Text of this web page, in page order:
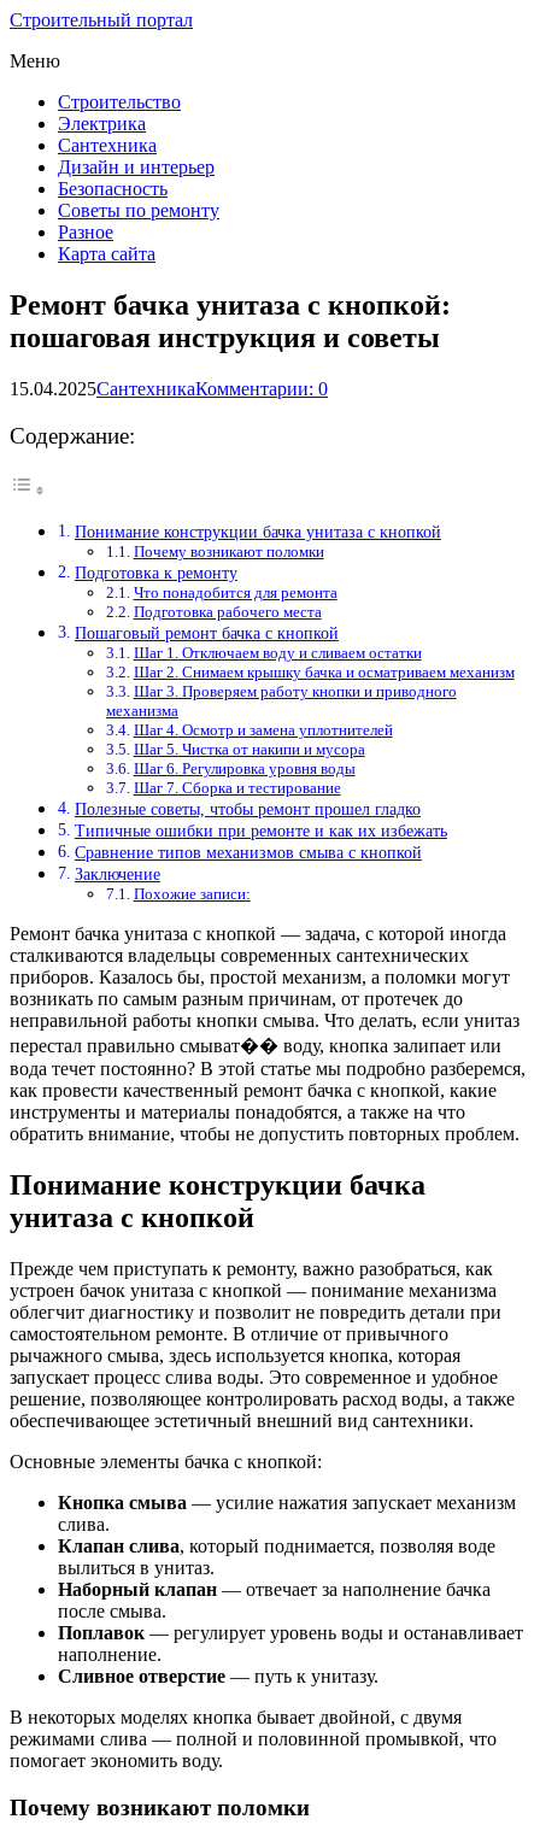
Строительный портал
Меню
Строительство
Электрика
Сантехника
Дизайн и интерьер
Безопасность
Советы по ремонту
Разное
Карта сайта
Ремонт бачка унитаза с кнопкой:
пошаговая инструкция и советы
15.04.2025СантехникаКомментарии: 0
Содержание:
Понимание конструкции бачка унитаза с кнопкой
Почему возникают поломки
Подготовка к ремонту
Что понадобится для ремонта
Подготовка рабочего места
Пошаговый ремонт бачка с кнопкой
Шаг 1. Отключаем воду и сливаем остатки
Шаг 2. Снимаем крышку бачка и осматриваем механизм
Шаг 3. Проверяем работу кнопки и приводного
механизма
Шаг 4. Осмотр и замена уплотнителей
Шаг 5. Чистка от накипи и мусора
Шаг 6. Регулировка уровня воды
Шаг 7. Сборка и тестирование
Полезные советы, чтобы ремонт прошел гладко
Типичные ошибки при ремонте и как их избежать
Сравнение типов механизмов смыва с кнопкой
Заключение
Похожие записи:
Ремонт бачка унитаза с кнопкой — задача, с которой иногда
сталкиваются владельцы современных сантехнических
приборов. Казалось бы, простой механизм, а поломки могут
возникать по самым разным причинам, от протечек до
неправильной работы кнопки смыва. Что делать, если унитаз
перестал правильно смыват�� воду, кнопка залипает или
вода течет постоянно? В этой статье мы подробно разберемся,
как провести качественный ремонт бачка с кнопкой, какие
инструменты и материалы понадобятся, а также на что
обратить внимание, чтобы не допустить повторных проблем.
Понимание конструкции бачка
унитаза с кнопкой
Прежде чем приступать к ремонту, важно разобраться, как
устроен бачок унитаза с кнопкой — понимание механизма
облегчит диагностику и позволит не повредить детали при
самостоятельном ремонте. В отличие от привычного
рычажного смыва, здесь используется кнопка, которая
запускает процесс слива воды. Это современное и удобное
решение, позволяющее контролировать расход воды, а также
обеспечивающее эстетичный внешний вид сантехники.
Основные элементы бачка с кнопкой:
Кнопка смыва — усилие нажатия запускает механизм
слива.
Клапан слива, который поднимается, позволяя воде
вылиться в унитаз.
Наборный клапан — отвечает за наполнение бачка
после смыва.
Поплавок — регулирует уровень воды и останавливает
наполнение.
Сливное отверстие — путь к унитазу.
В некоторых моделях кнопка бывает двойной, с двумя
режимами слива — полной и половинной промывкой, что
помогает экономить воду.
Почему возникают поломки